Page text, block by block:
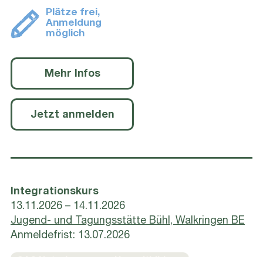
Plätze frei,
Anmeldung
möglich
Mehr Infos
Jetzt anmelden
Integrationskurs
13.11.2026 – 14.11.2026
Jugend- und Tagungsstätte Bühl, Walkringen BE
Anmeldefrist: 13.07.2026